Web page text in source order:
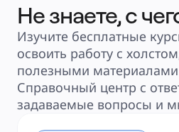
Не знаете, с
Изучите бесплатные
освоить работу с
полезными материалами
Справочный центр с
задаваемые вопросы и